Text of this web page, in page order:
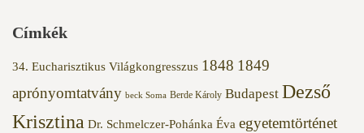
Címkék
34. Eucharisztikus Világkongresszus 1848 1849
aprónyomtatvány beck Soma Berde Károly Budapest Dezső
Krisztina Dr. Schmelczer-Pohánka Éva egyetemtörténet